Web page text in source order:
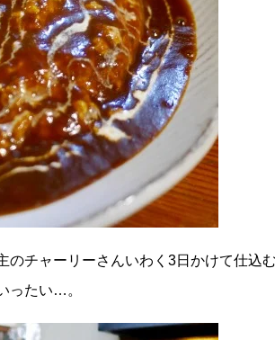
のチャーリーさんいわく3日かけて仕込
ったい…。